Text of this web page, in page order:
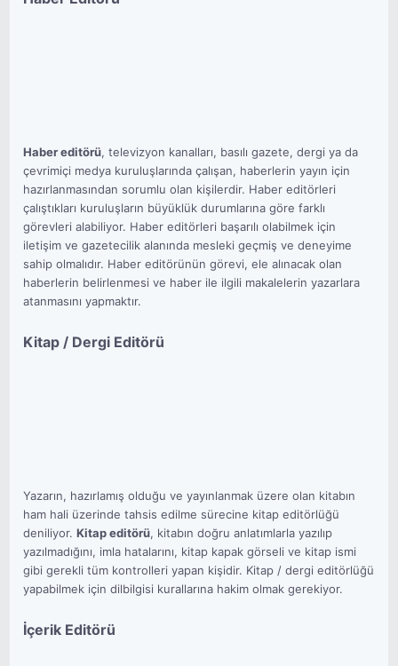
Haber editörü, televizyon kanalları, basılı gazete, dergi ya da
çevrimiçi medya kuruluşlarında çalışan, haberlerin yayın için
hazırlanmasından sorumlu olan kişilerdir. Haber editörleri
çalıştıkları kuruluşların büyüklük durumlarına göre farklı
görevleri alabiliyor. Haber editörleri başarılı olabilmek için
iletişim ve gazetecilik alanında mesleki geçmiş ve deneyime
sahip olmalıdır. Haber editörünün görevi, ele alınacak olan
haberlerin belirlenmesi ve haber ile ilgili makalelerin yazarlara
atanmasını yapmaktır.
Kitap / Dergi Editörü
Yazarın, hazırlamış olduğu ve yayınlanmak üzere olan kitabın
ham hali üzerinde tahsis edilme sürecine kitap editörlüğü
deniliyor.Kitap editörü, kitabın doğru anlatımlarla yazılıp
yazılmadığını, imla hatalarını, kitap kapak görseli ve kitap ismi
gibi gerekli tüm kontrolleri yapan kişidir. Kitap / dergi editörlüğü
yapabilmek için dilbilgisi kurallarına hakim olmak gerekiyor.
İçerik Editörü